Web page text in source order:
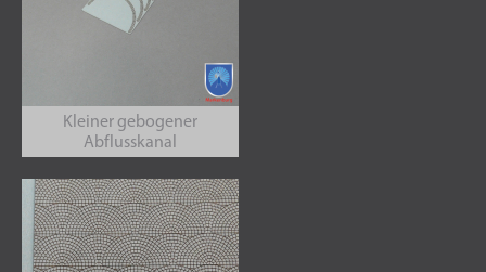
Kleiner gebogener
Abflusskanal